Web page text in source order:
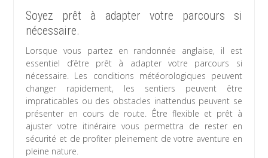
Soyez prêt à adapter votre parcours si
nécessaire.
Lorsque vous partez en randonnée anglaise, il est
essentiel d’être prêt à adapter votre parcours si
nécessaire. Les conditions météorologiques peuvent
changer rapidement, les sentiers peuvent être
impraticables ou des obstacles inattendus peuvent se
présenter en cours de route. Être flexible et prêt à
ajuster votre itinéraire vous permettra de rester en
sécurité et de profiter pleinement de votre aventure en
pleine nature.